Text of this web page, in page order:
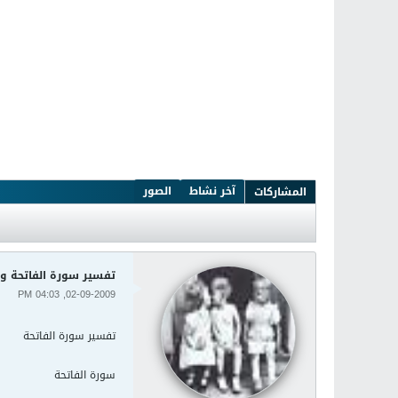
المشاركات آخر نشاط الصور
تفسير سورة
02-09-2009, 04:03 PM
تفسير سورة الفاتحة
سورة الفاتحة